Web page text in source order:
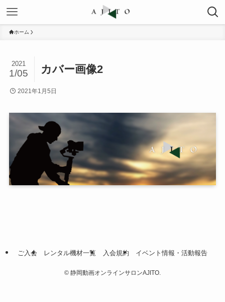
ホーム
カバー画像2
2021
1/05
2021年1月5日
ご入会 レンタル機材一覧 入会規約 イベント情報・活動報告
© 静岡動画オンラインサロンAJITO.